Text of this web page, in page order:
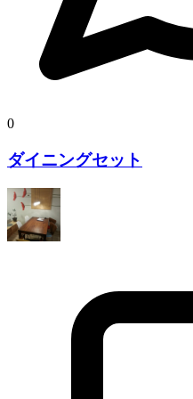
0
ダイニングセット